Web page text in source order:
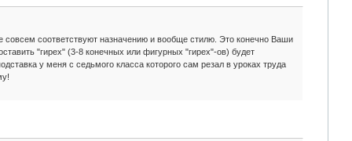
соответствуют назначению и вообще стилю. Это конечно Ваши
"гирех" (3-8 конечных или фигурных "гирех"-ов) будет
у меня с седьмого класса которого сам резал в уроках труда